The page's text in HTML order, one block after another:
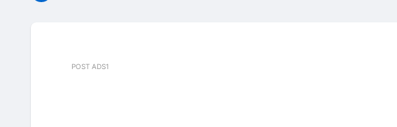
POST ADS1